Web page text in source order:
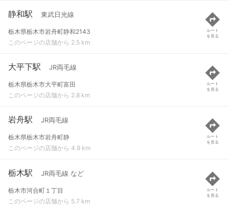
静和駅 東武日光線
栃木県栃木市岩舟町静和2143
このページの店舗から 2.5 km
ルート
を見る
大平下駅 JR両毛線
栃木県栃木市大平町富田
このページの店舗から 2.8 km
ルート
を見る
岩舟駅 JR両毛線
栃木県栃木市岩舟町静
このページの店舗から 4.9 km
ルート
を見る
栃木駅 JR両毛線 など
栃木市河合町１丁目
このページの店舗から 5.7 km
ルート
を見る